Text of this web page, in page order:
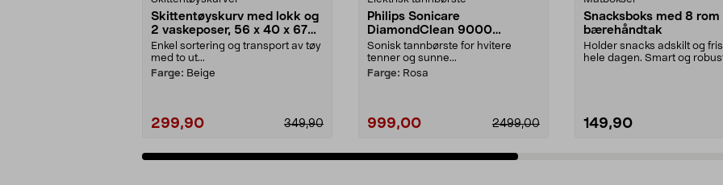
Skittentøyskurv med lokk og
2 vaskeposer, 56 x 40 x 67
cm
Enkel sortering og transport av tøy
med to ut...
Farge: Beige
299,90 349,90
Philips Sonicare
DiamondClean 9000
elektrisk tannbørste, Special
Edition
Sonisk tannbørste for hvitere
tenner og sunne...
Farge: Rosa
999,00 2499,00
Snacksboks med 8 rom
bærehåndtak
Holder snacks adskilt og
hele dagen. Smart og
149,90